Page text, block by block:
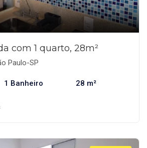
com 1 quarto, 28m²
Paulo-SP
1 Banheiro 28 m²